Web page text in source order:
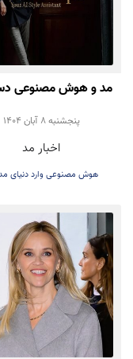
مد و هوش مصنوعی
دست هم دادند!
پنجشنبه 8 آبان 1404
اخبار مد
هوش مصنوعی وارد دنیای